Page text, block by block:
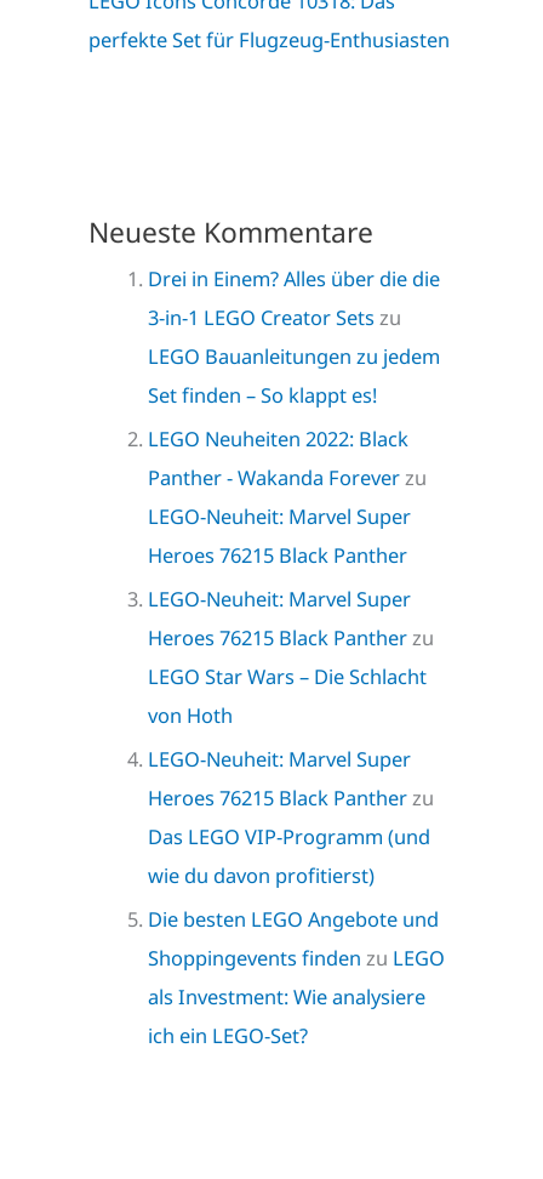
perfekte Set für Flugzeug-Enthusiasten
Neueste Kommentare
Drei in Einem? Alles über die die
3-in-1 LEGO Creator Sets zu
LEGO Bauanleitungen zu jedem
Set finden – So klappt es!
LEGO Neuheiten 2022: Black
Panther - Wakanda Foreverzu
LEGO-Neuheit: Marvel Super
Heroes 76215 Black Panther
LEGO-Neuheit: Marvel Super
Heroes 76215 Black Pantherzu
LEGO Star Wars – Die Schlacht
von Hoth
LEGO-Neuheit: Marvel Super
Heroes 76215 Black Pantherzu
Das LEGO VIP-Programm (und
wie du davon profitierst)
Die besten LEGO Angebote und
Shoppingevents finden zu LEGO
als Investment: Wie analysiere
ich ein LEGO-Set?